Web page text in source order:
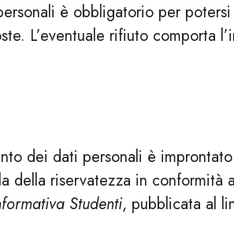
è obbligatorio per
L’eventuale rifiuto comporta
dei dati personali è
della riservatezza in
Studenti, pubblicata al